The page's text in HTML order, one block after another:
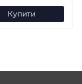
Купити